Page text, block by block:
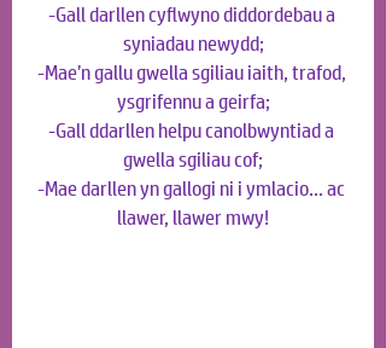
-Gall darllen cyflwyno diddordebau a
syniadau newydd;
-Mae’n gallu gwella sgiliau iaith, trafod,
ysgrifennu a geirfa;
-Gall ddarllen helpu canolbwyntiad a
gwella sgiliau cof;
-Mae darllen yn gallogi ni i ymlacio... ac
llawer, llawer mwy!